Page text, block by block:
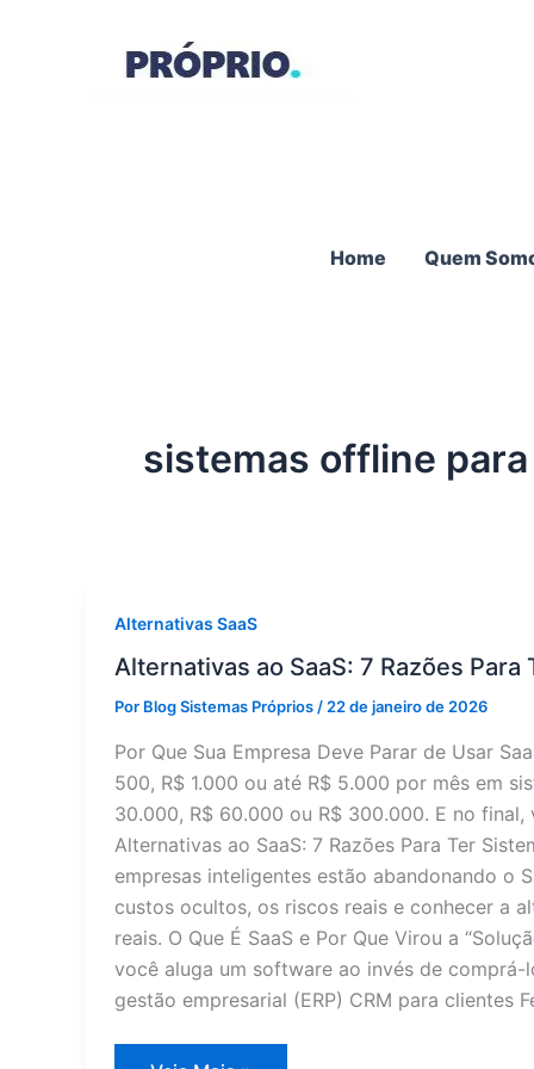
Home Quem
sistemas offline
Alternativas SaaS
Alternativas ao SaaS: 7 Razões
Por Blog Sistemas Próprios/22 de janeiro de 2026
Por Que Sua Empresa Deve Parar de Usar
500, R$ 1.000 ou até R$ 5.000 por mês em
30.000, R$ 60.000 ou R$ 300.000. E no
Alternativas ao SaaS: 7 Razões Para Ter
empresas inteligentes estão abandonando o
custos ocultos, os riscos reais e conhecer a
reais. O Que É SaaS e Por Que Virou a
você aluga um software ao invés de
gestão empresarial (ERP) CRM para clientes